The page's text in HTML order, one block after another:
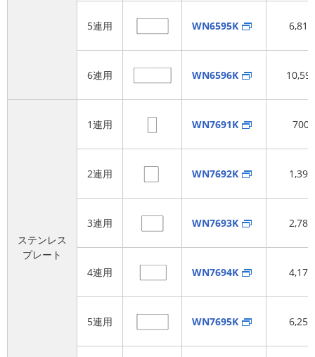
5連用 WN6595K
6連用 WN6596K
ステンレス
プレート
1連用 WN7691K 700
2連用 WN7692K
3連用 WN7693K
4連用 WN7694K
5連用 WN7695K